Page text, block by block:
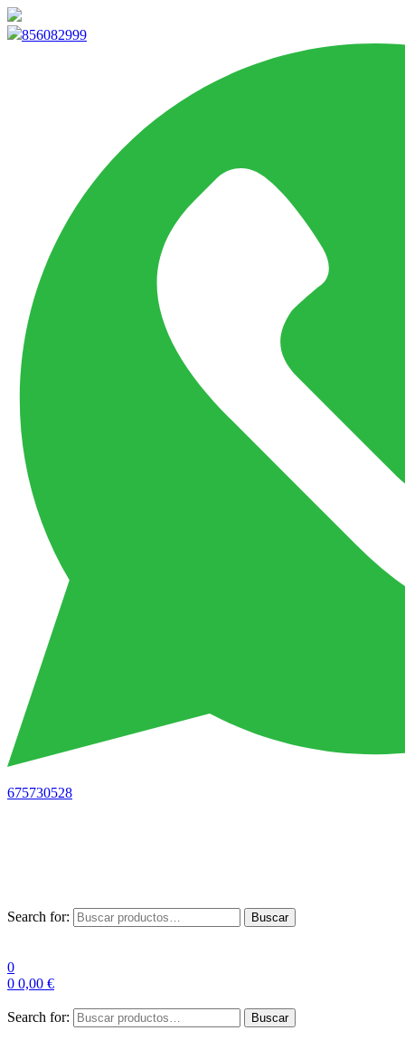
856082999
675730528
Search for: Buscar
0
0 0,00 €
Search for: Buscar